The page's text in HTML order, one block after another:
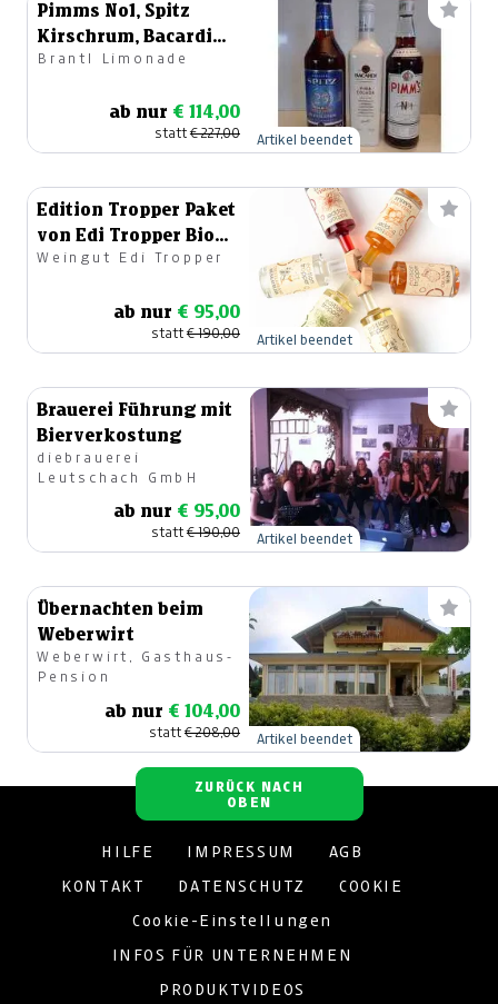
Pimms No1, Spitz
Kirschrum, Bacardi
Pina
Brantl Limonade
ab nur € 114,00
statt€ 227,00 Artikel beendet
Edition Tropper Paket
von Edi Tropper Bio
Winzer
Weingut Edi Tropper
ab nur € 95,00
statt€ 190,00 Artikel beendet
Brauerei Führung mit
Bierverkostung
diebrauerei
Leutschach GmbH
ab nur € 95,00
statt€ 190,00 Artikel beendet
Übernachten beim
Weberwirt
Weberwirt, Gasthaus-
Pension
ab nur € 104,00
statt€ 208,00 Artikel beendet
ZURÜCK NACH
OBEN
HILFE IMPRESSUM AGB
KONTAKT DATENSCHUTZ COOKIE
Cookie-Einstellungen
INFOS FÜR UNTERNEHMEN
PRODUKTVIDEOS